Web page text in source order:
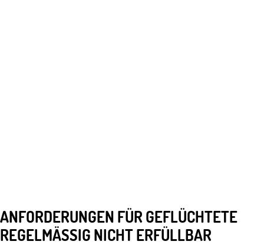
ANFORDERUNGEN FÜR GEFLÜCHTETE
REGELMÄSSIG NICHT ERFÜLLBAR